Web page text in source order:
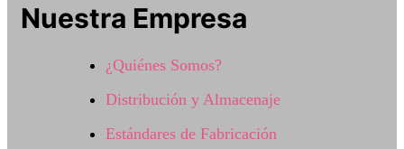
Nuestra Empresa
¿Quiénes Somos?
Distribución y Almacenaje
Estándares de Fabricación